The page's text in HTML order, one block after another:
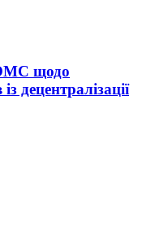
щодо
децентралізації